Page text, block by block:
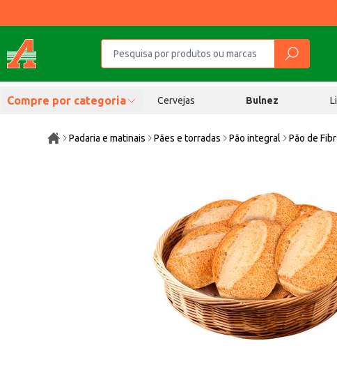
Compre por categoria Cervejas Bulnez
Padaria e matinais Pães e torradas Pão integral Pão de